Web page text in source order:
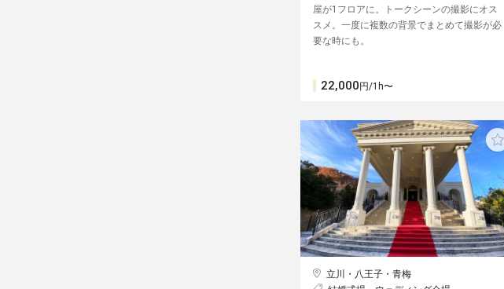
屋が1フロアに。トークシーンの撮影にオス
スメ。一度に複数の背景でまとめて撮影が必
要な時にも。
22,000円/1h〜
立川・八王子・青梅